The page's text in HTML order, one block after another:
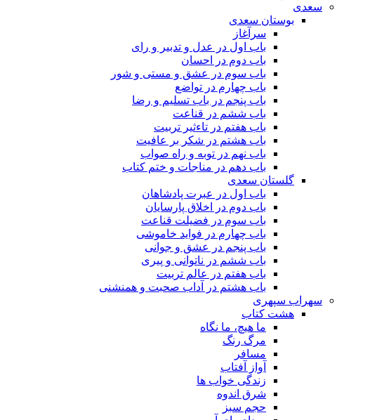
سعدی
بوستان سعدی
سرآغاز
باب اول در عدل و تدبیر و رای
باب دوم در احسان
باب سوم در عشق و مستی و شور
باب چهارم در تواضع
باب پنجم در باب تسلیم و رضا
باب ششم در قناعت
باب هفتم در تاءثیر تربیت
باب هشتم در شکر بر عافیت
باب نهم در توبه و راه صواب
باب دهم در مناجات و ختم کتاب
گلستان سعدی
باب اول در عبرت پادشاهان
باب دوم در اخلاق پارسایان
باب سوم در فضیلت قناعت
باب چهارم در فواید خاموشى
باب پنجم در عشق و جوانى
باب ششم در ناتوانى و پیرى
باب هفتم در عالم تربیت
باب هشتم در آداب صحبت و همنشنى
سهراب سپهری
هشت کتاب
ما هیچ، ما نگاه
مرگ رنگ
مسافر
آواز آفتاب
زندگی خواب ها
شرق اندوه
حجم سبز